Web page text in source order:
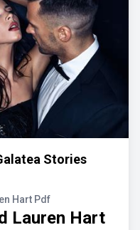
Stories
Hart Pdf
Lauren Hart